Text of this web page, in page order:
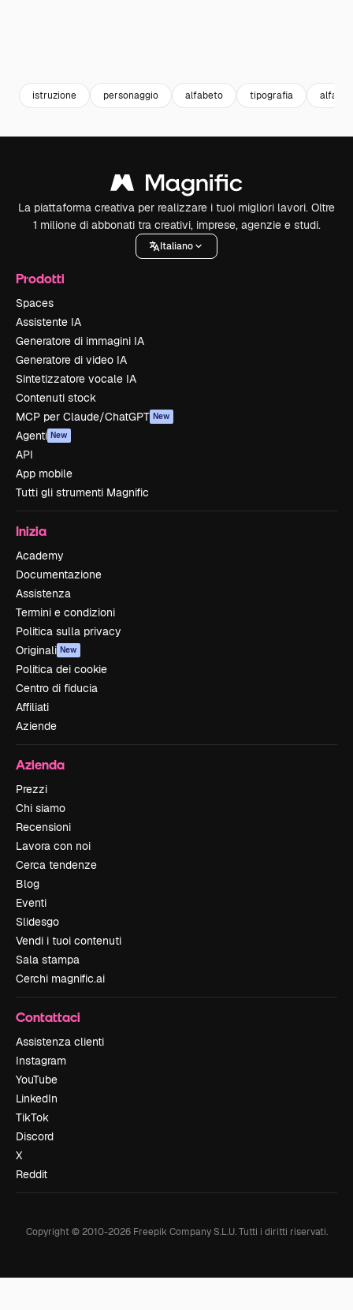
istruzione personaggio alfabeto tipografia
La piattaforma creativa per realizzare i tuoi migliori lavori. Oltre
1 milione di abbonati tra creativi, imprese, agenzie e studi.
Italiano
Prodotti
Spaces
Assistente IA
Generatore di immagini IA
Generatore di video IA
Sintetizzatore vocale IA
Contenuti stock
MCP per Claude/ChatGPT New
Agenti New
API
App mobile
Tutti gli strumenti Magnific
Inizia
Academy
Documentazione
Assistenza
Termini e condizioni
Politica sulla privacy
Originali New
Politica dei cookie
Centro di fiducia
Affiliati
Aziende
Azienda
Prezzi
Chi siamo
Recensioni
Lavora con noi
Cerca tendenze
Blog
Eventi
Slidesgo
Vendi i tuoi contenuti
Sala stampa
Cerchi magnific.ai
Contattaci
Assistenza clienti
Instagram
YouTube
LinkedIn
TikTok
Discord
X
Reddit
Copyright © 2010-2026Freepik Company S.L.U. Tutti i diritti riservati.